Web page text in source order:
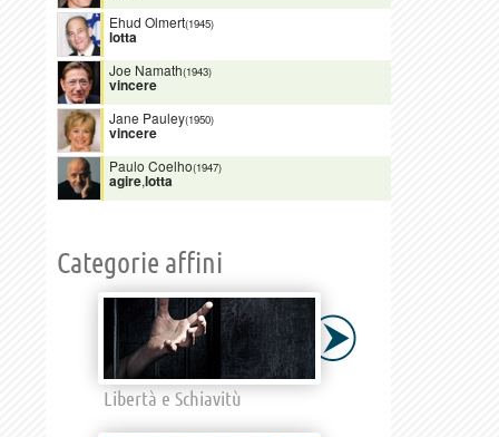
Ehud Olmert(1945)
lotta
Joe Namath(1943)
vincere
Jane Pauley(1950)
vincere
Paulo Coelho(1947)
agire,lotta
Categorie affini
Libertà e Schiavitù